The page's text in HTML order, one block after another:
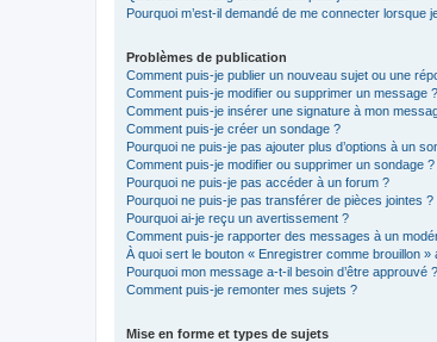
Pourquoi m’est-il demandé de me connecter lorsque
Problèmes de publication
Comment puis-je publier un nouveau sujet ou une
Comment puis-je modifier ou supprimer un message ?
Comment puis-je insérer une signature à mon
Comment puis-je créer un sondage ?
Pourquoi ne puis-je pas ajouter plus d’options à un
Comment puis-je modifier ou supprimer un sondage ?
Pourquoi ne puis-je pas accéder à un forum ?
Pourquoi ne puis-je pas transférer de pièces jointes ?
Pourquoi ai-je reçu un avertissement ?
Comment puis-je rapporter des messages à un
À quoi sert le bouton « Enregistrer comme brouillon »
Pourquoi mon message a-t-il besoin d’être approuvé ?
Comment puis-je remonter mes sujets ?
Mise en forme et types de sujets